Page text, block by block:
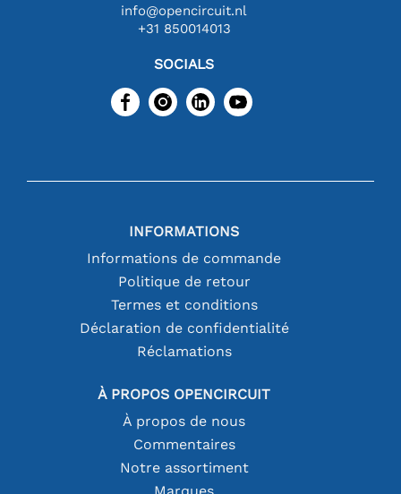
info@opencircuit.nl
+31 850014013
SOCIALS
INFORMATIONS
Informations de commande
Politique de retour
Termes et conditions
Déclaration de confidentialité
Réclamations
À PROPOS OPENCIRCUIT
À propos de nous
Commentaires
Notre assortiment
Marques